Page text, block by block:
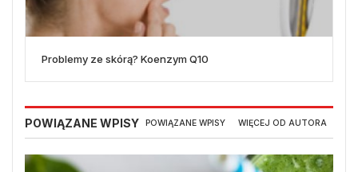
Problemy ze skórą? Koenzym Q10
POWIĄZANE WPISY POWIĄZANE WPISY WIĘCEJ OD AUTORA